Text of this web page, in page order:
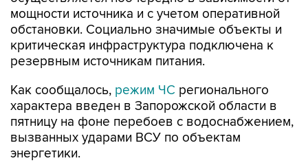
мощности источника и с учетом оперативной
обстановки. Социально значимые объекты и
критическая инфраструктура подключена к
резервным источникам питания.
Как сообщалось, режим ЧС регионального
характера введен в Запорожской области в
пятницу на фоне перебоев с водоснабжением,
вызванных ударами ВСУ по объектам
энергетики.